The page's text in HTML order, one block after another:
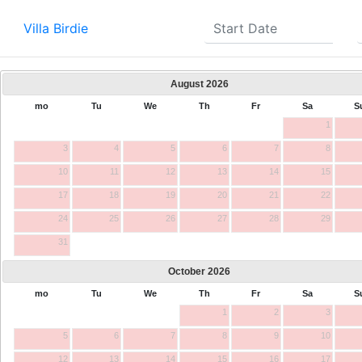
Villa Birdie
August 2026
mo Tu We Th Fr Sa
1
3 4 5 6 7 8
10 11 12 13 14 15
17 18 19 20 21 22
24 25 26 27 28 29
31
October 2026
mo Tu We Th Fr Sa
1
2 3
5 6 7 8 9 10
12 13 14 15 16 17